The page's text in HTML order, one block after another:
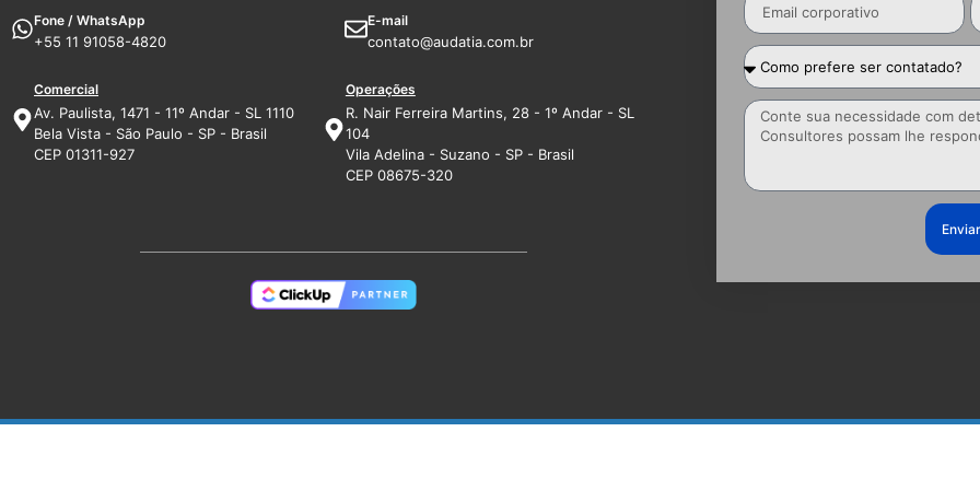
Fone / WhatsApp
+55 11 91058-4820
E-mail
contato@audatia.com.br
Comercial
Av. Paulista, 1471 - 11º Andar - SL 1110
Bela Vista - São Paulo - SP - Brasil
CEP 01311-927
Operações
R. Nair Ferreira Martins, 28 - 1º Andar - SL
104
Vila Adelina - Suzano - SP - Brasil
CEP 08675-320
Enviar